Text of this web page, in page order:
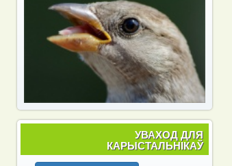
УВАХОД ДЛЯ
КАРЫСТАЛЬНІКАЎ